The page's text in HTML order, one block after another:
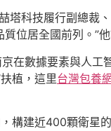
科技履行副總裁
位居全國前列。”他
數據要素與人工
植，這里台灣包養
構建近400顆衛星